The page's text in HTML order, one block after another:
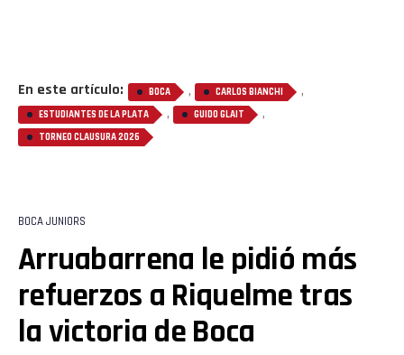
En este artículo: BOCA , CARLOS BIANCHI ,
ESTUDIANTES DE LA PLATA , GUIDO GLAIT ,
TORNEO CLAUSURA 2026
BOCA JUNIORS
Arruabarrena le pidió más
refuerzos a Riquelme tras
la victoria de Boca